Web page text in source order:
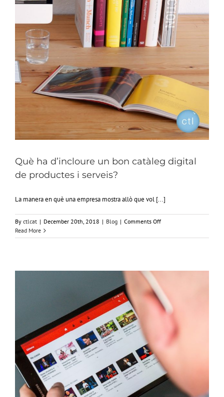
Què ha d’incloure un bon catàleg digital
de productes i serveis?
La manera en què una empresa mostra allò que vol [...]
By ctlcat | December 20th, 2018 | Blog | Comments Offon
ha
de
productes
i
Read More